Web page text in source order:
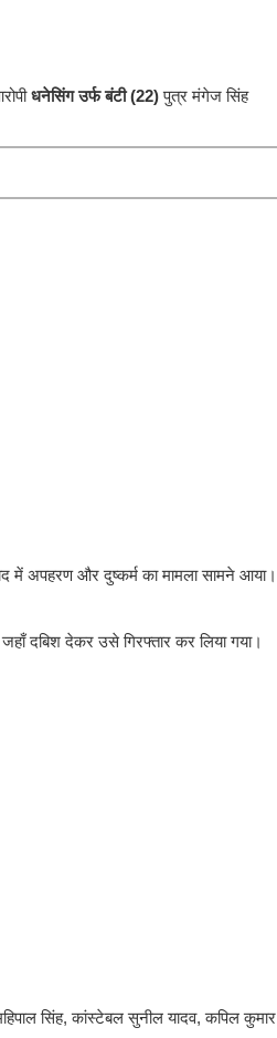
धनेसिंग उर्फ बंटी (22)पुत्र मंगेज सिंह
में अपहरण और दुष्कर्म का मामला सामने आया।
दबिश देकर उसे गिरफ्तार कर लिया गया।
सिंह, कांस्टेबल सुनील यादव, कपिल कुमार